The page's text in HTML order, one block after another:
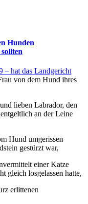
Hunden
– hat das Landgericht
von dem Hund ihres
lieben Labrador, den
an der Leine
Hund umgerissen
gestürzt war,
einer Katze
gleich losgelassen hatte,
erlittenen